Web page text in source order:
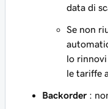
data di
Se non
lo
le tariffe
Backorder :